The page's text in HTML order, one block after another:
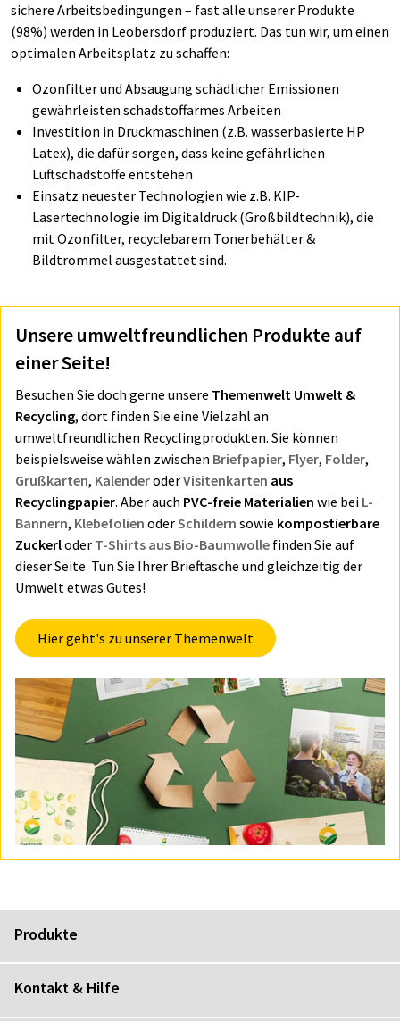
sichere Arbeitsbedingungen – fast alle unserer Produkte
(98%) werden in Leobersdorf produziert. Das tun wir, um einen
optimalen Arbeitsplatz zu schaffen:
Ozonfilter und Absaugung schädlicher Emissionen
gewährleisten schadstoffarmes Arbeiten
Investition in Druckmaschinen (z.B. wasserbasierte HP
Latex), die dafür sorgen, dass keine gefährlichen
Luftschadstoffe entstehen
Einsatz neuester Technologien wie z.B. KIP-
Lasertechnologie im Digitaldruck (Großbildtechnik), die
mitOzonfilter, recyclebarem Tonerbehälter &
Bildtrommel ausgestattet sind.
Unsere umweltfreundlichen Produkte auf
einer Seite!
Besuchen Sie doch gerne unsere Themenwelt Umwelt &
Recycling, dort finden Sie eine Vielzahl an
umweltfreundlichen Recyclingprodukten. Sie können
beispielsweise wählen zwischen Briefpapier, Flyer, Folder,
Grußkarten, KalenderoderVisitenkarten aus
Recyclingpapier. Aber auch PVC-freie Materialien wie bei L-
Bannern, Klebefolien oderSchildern sowie kompostierbare
Zuckerloder T-Shirts aus Bio-Baumwolle finden Sie auf
dieser Seite. Tun Sie Ihrer Brieftasche und gleichzeitig der
Umwelt etwas Gutes!
Hier geht's zu unserer Themenwelt
Produkte
Kontakt & Hilfe